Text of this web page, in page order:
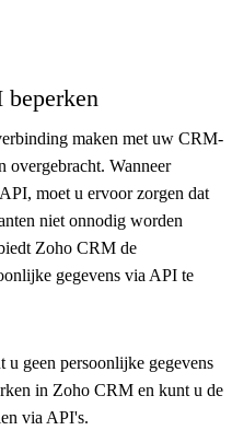
beperken
maken met uw CRM-
overgebracht. Wanneer
moet u ervoor zorgen dat
niet onnodig worden
Zoho CRM de
gegevens via API te
u geen persoonlijke gegevens
in Zoho CRM en kunt u de
via API's.